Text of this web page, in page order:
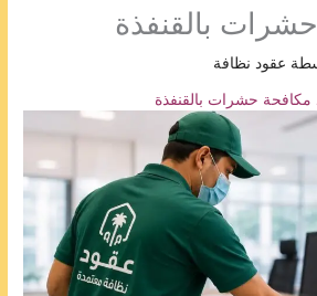
بالقنفذة
عقود نظافة
مكافحة حشرات بالقنفذة